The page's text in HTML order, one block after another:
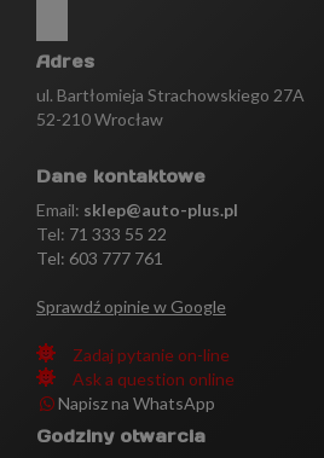
Adres
ul. Bartłomieja Strachowskiego 27A
52-210 Wrocław
Dane kontaktowe
Email: sklep@auto-plus.pl
Tel: 71 333 55 22
Tel: 603 777 761
Sprawdź opinie w Google
Zadaj pytanie on-line
Ask a question online
Napisz na WhatsApp
Godziny otwarcia